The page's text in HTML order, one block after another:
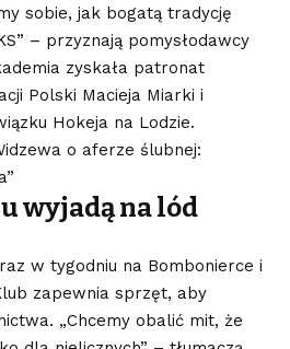
sobie, jak bogatą tradycję
– przyznają pomysłodawcy
zyskała patronat
Polski Macieja Miarki i
Hokeja na Lodzie.
o aferze ślubnej:
wyjadą na lód
w tygodniu na Bombonierce i
zapewnia sprzęt, aby
„Chcemy obalić mit, że